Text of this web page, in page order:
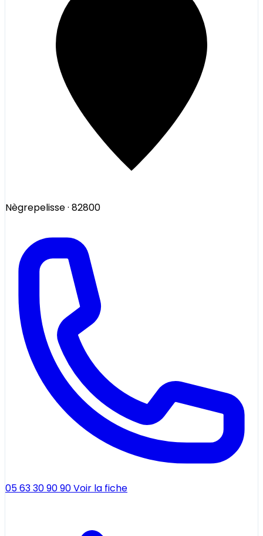
Nègrepelisse· 82800
05 63 30 90 90Voir la fiche